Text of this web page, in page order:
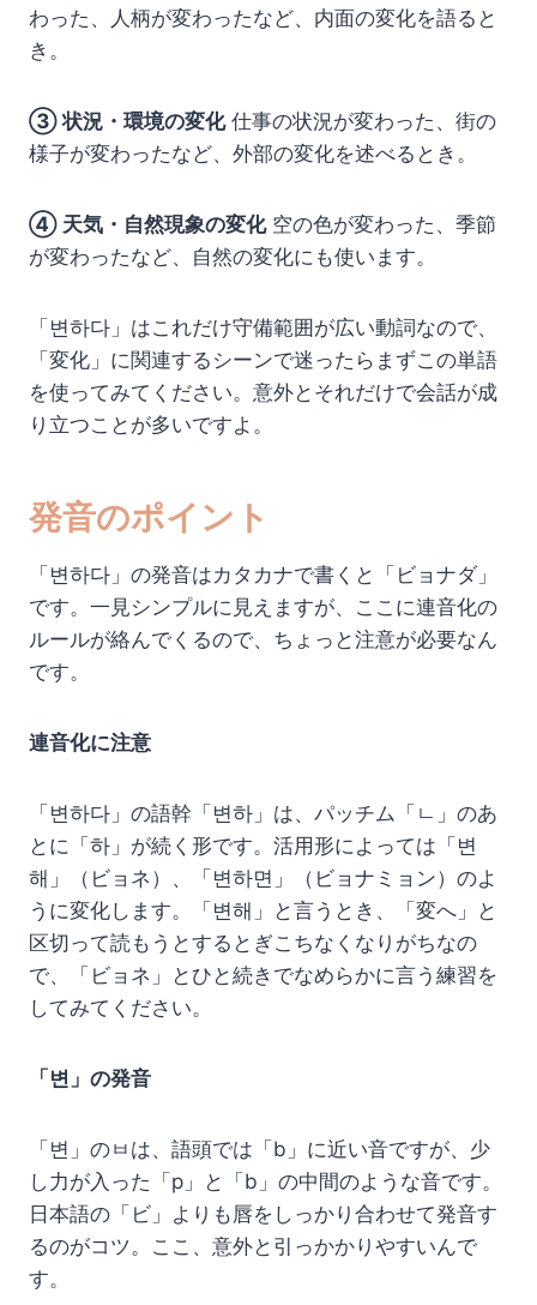
わった、人柄が変わったなど、内面の変化を語ると
き。
③ 状況・環境の変化仕事の状況が変わった、街の
様子が変わったなど、外部の変化を述べるとき。
④ 天気・自然現象の変化空の色が変わった、季節
が変わったなど、自然の変化にも使います。
「변하다」はこれだけ守備範囲が広い動詞なので、
「変化」に関連するシーンで迷ったらまずこの単語
を使ってみてください。意外とそれだけで会話が成
り立つことが多いですよ。
発音のポイント
「변하다」の発音はカタカナで書くと「ビョナダ」
です。一見シンプルに見えますが、ここに連音化の
ルールが絡んでくるので、ちょっと注意が必要なん
です。
連音化に注意
「변하다」の語幹「변하」は、パッチム「ㄴ」のあ
とに「하」が続く形です。活用形によっては「변
해」（ビョネ）、「변하면」（ビョナミョン）のよ
うに変化します。「변해」と言うとき、「変へ」と
区切って読もうとするとぎこちなくなりがちなの
で、「ビョネ」とひと続きでなめらかに言う練習を
してみてください。
「변」の発音
「변」のㅂは、語頭では「b」に近い音ですが、少
し力が入った「p」と「b」の中間のような音です。
日本語の「ビ」よりも唇をしっかり合わせて発音す
るのがコツ。ここ、意外と引っかかりやすいんで
す。